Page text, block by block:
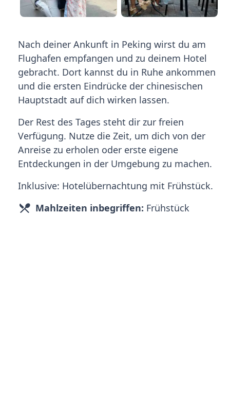
Nach deiner Ankunft in Peking wirst du am
Flughafen empfangen und zu deinem Hotel
gebracht. Dort kannst du in Ruhe ankommen
und die ersten Eindrücke der chinesischen
Hauptstadt auf dich wirken lassen.
Der Rest des Tages steht dir zur freien
Verfügung. Nutze die Zeit, um dich von der
Anreise zu erholen oder erste eigene
Entdeckungen in der Umgebung zu machen.
Inklusive: Hotelübernachtung mit Frühstück.
Mahlzeiten inbegriffen: Frühstück